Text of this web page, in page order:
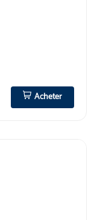
Acheter